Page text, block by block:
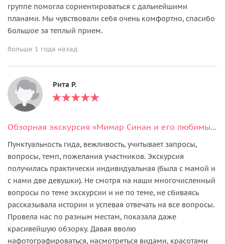
группе помогла сориентироваться с дальнейшими
планами. Мы чувствовали себя очень комфортно, спасибо
большое за теплый прием.
больше 1 года назад
Рита Р.
Обзорная экскурсия «Мимар Синан и его любимые творения»
Пунктуальность гида, вежливость, учитывает запросы,
вопросы, темп, пожелания участников. Экскурсия
получилась практически индивидуальная (была с мамой и
с нами две девушки). Не смотря на наши многочисленный
вопросы по теме экскурсии и не по теме, не сбиваясь
рассказывала истории и успевая отвечать на все вопросы.
Провела нас по разным местам, показала даже
красивейшую обзорку. Давая вволю
нафотографироваться, насмотреться видами, красотами